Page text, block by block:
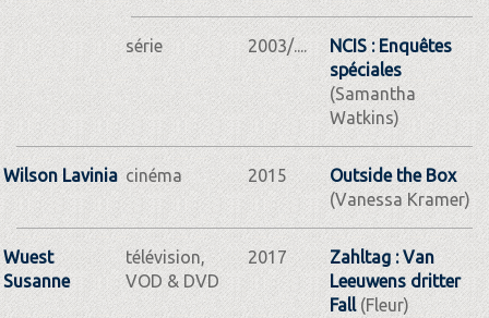
série 2003/....
NCIS : Enquêtes
spéciales
(Samantha
Watkins)
Wilson Lavinia cinéma 2015
Outside the Box
(Vanessa Kramer)
Wuest
Susanne
télévision,
VOD & DVD
2017
Zahltag : Van
Leeuwens dritter
Fall(Fleur)